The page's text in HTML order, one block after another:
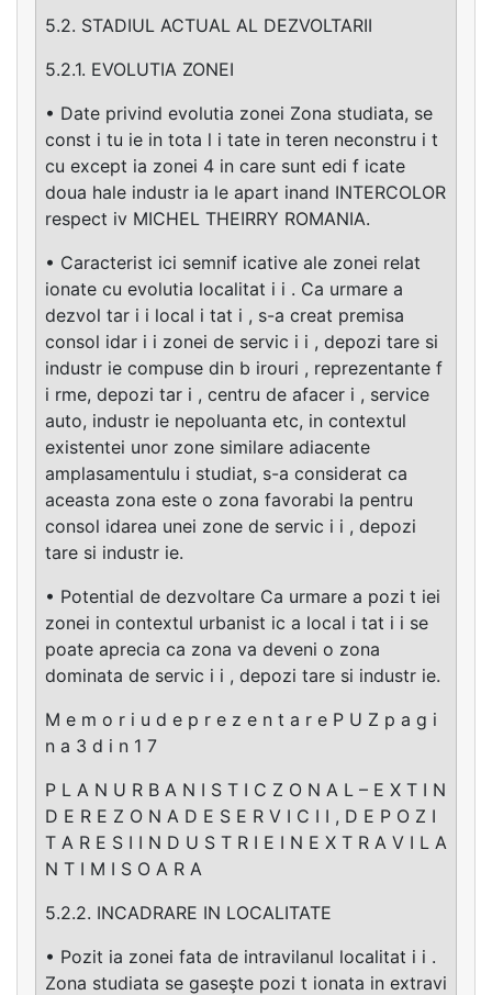
5.2. STADIUL ACTUAL AL DEZVOLTARII
5.2.1. EVOLUTIA ZONEI
• Date privind evolutia zonei Zona studiata, se
const i tu ie in tota l i tate in teren neconstru i t
cu except ia zonei 4 in care sunt edi f icate
doua hale industr ia le apart inand INTERCOLOR
respect iv MICHEL THEIRRY ROMANIA.
• Caracterist ici semnif icative ale zonei relat
ionate cu evolutia localitat i i . Ca urmare a
dezvol tar i i local i tat i , s-a creat premisa
consol idar i i zonei de servic i i , depozi tare si
industr ie compuse din b irouri , reprezentante f
i rme, depozi tar i , centru de afacer i , service
auto, industr ie nepoluanta etc, in contextul
existentei unor zone similare adiacente
amplasamentulu i studiat, s-a considerat ca
aceasta zona este o zona favorabi la pentru
consol idarea unei zone de servic i i , depozi
tare si industr ie.
• Potential de dezvoltare Ca urmare a pozi t iei
zonei in contextul urbanist ic a local i tat i i se
poate aprecia ca zona va deveni o zona
dominata de servic i i , depozi tare si industr ie.
M e m o r i u d e p r e z e n t a r e P U Z p a g i
n a 3 d i n 1 7
P L A N U R B A N I S T I C Z O N A L – E X T I N
D E R E Z O N A D E S E R V I C I I , D E P O Z I
T A R E S I I N D U S T R I E I N E X T R A V I L A
N T I M I S O A R A
5.2.2. INCADRARE IN LOCALITATE
• Pozit ia zonei fata de intravilanul localitat i i .
Zona studiata se gaseşte pozi t ionata in extravi